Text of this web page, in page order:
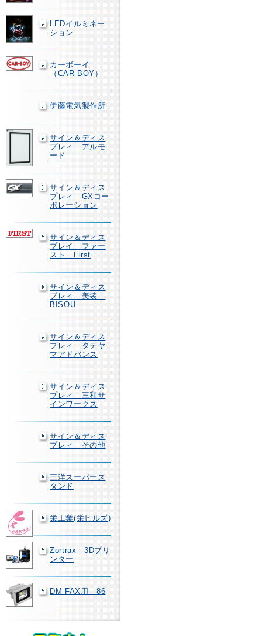
LEDイルミネー
ション
カーボーイ
（CAR-BOY）
伊藤電気製作所
サイン＆ディス
プレィ アルモ
ード
サイン＆ディス
プレィ GXコー
ポレーション
サイン＆ディス
プレイ ファー
スト First
サイン＆ディス
プレィ 美装
BISOU
サイン＆ディス
プレィ タテヤ
マアドバンス
サイン＆ディス
プレィ 三和サ
インワークス
サイン＆ディス
プレィ その他
三洋スーパース
タンド
栄工業(栄ヒルズ)
Zortrax 3Dプリ
ンター
DM FAX用 86